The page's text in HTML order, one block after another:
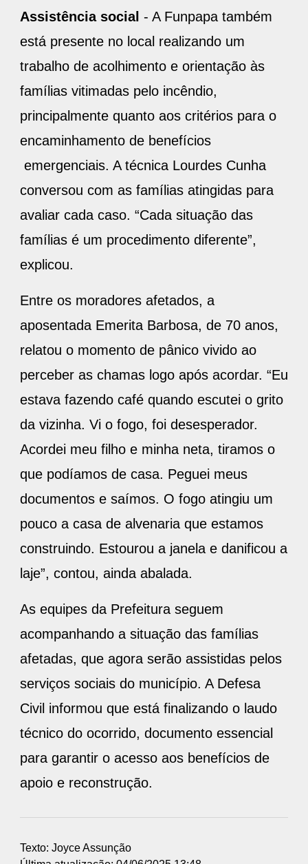
Assistência social - A Funpapa também
está presente no local realizando um
trabalho de acolhimento e orientação às
famílias vitimadas pelo incêndio,
principalmente quanto aos critérios para o
encaminhamento de benefícios
emergenciais. A técnica Lourdes Cunha
conversou com as famílias atingidas para
avaliar cada caso. “Cada situação das
famílias é um procedimento diferente”,
explicou.
Entre os moradores afetados, a
aposentada Emerita Barbosa, de 70 anos,
relatou o momento de pânico vivido ao
perceber as chamas logo após acordar. “Eu
estava fazendo café quando escutei o grito
da vizinha. Vi o fogo, foi desesperador.
Acordei meu filho e minha neta, tiramos o
que podíamos de casa. Peguei meus
documentos e saímos. O fogo atingiu um
pouco a casa de alvenaria que estamos
construindo. Estourou a janela e danificou a
laje”, contou, ainda abalada.
As equipes da Prefeitura seguem
acompanhando a situação das famílias
afetadas, que agora serão assistidas pelos
serviços sociais do município. A Defesa
Civil informou que está finalizando o laudo
técnico do ocorrido, documento essencial
para garantir o acesso aos benefícios de
apoio e reconstrução.
Texto: Joyce Assunção